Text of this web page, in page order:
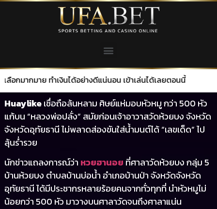
กมาย ทำเงินได้อย่างดีแน่นอน เข้าเล่นได้เลยตอนนี้
Huaylikeเชื่อถือล้นหลาม ศิษย์แห่มอบหัวหมู กว่า 500 หัว
แก้บน “หลวงพ่อปลั่ง” สมัยก่อนเจ้าอาวาสวัดห้วยบง จังหวัด
จังหวัดอุทัยธานี ไม่พลาดส่องขันใส่น้ำมนต์ได้ “เลขเด็ด” ไป
ลุ้นร่ำรวย
นักข่าวแถลงการณ์ว่า หวยฮานอย ที่ศาลาวัดห้วยบง กลุ่ม 5
บ้านห้วยบง ตำบลบ้านบ่อน้ำ อำเภอบ้านป่า จังหวัดจังหวัด
อุทัยธานี ได้มีประชากรหลายร้อยคนจากทั่วทุกที่ นำหัวหมูไม่
น้อยกว่า 500 หัว มาวางบนศาลาวัดจนถึงศาลาแน่น